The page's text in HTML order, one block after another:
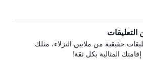
التعليقات
حقيقية من ملايين النزلاء، مثلك
المثالية بكل ثقة!